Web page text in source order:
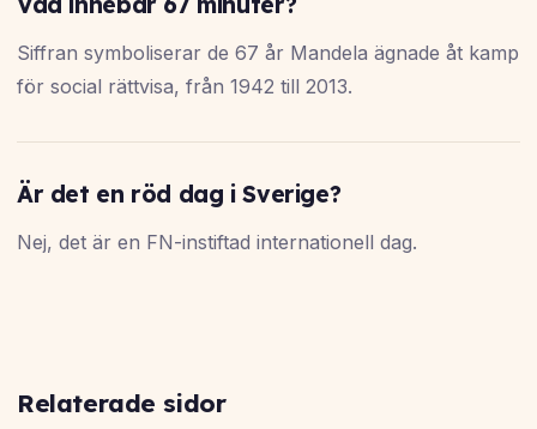
Siffran symboliserar de 67 år Mandela ägnade åt kamp
för social rättvisa, från 1942 till 2013.
Är det en röd dag i Sverige?
Nej, det är en FN-instiftad internationell dag.
Relaterade sidor